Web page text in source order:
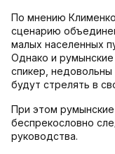
По мнению
сценарию
малых населенных
Однако и
спикер,
будут стрелять в
При этом
беспрекословно
руководства.